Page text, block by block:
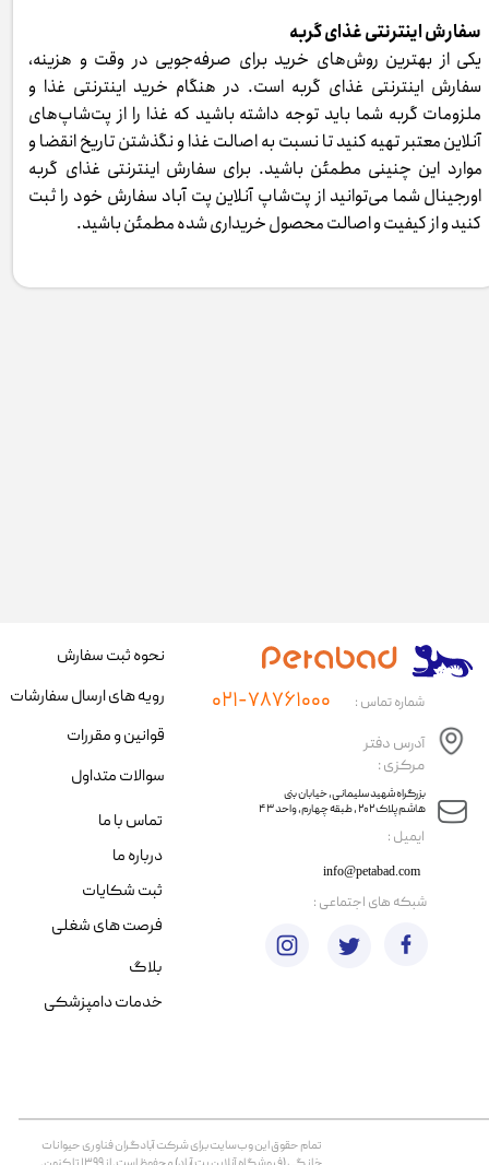
سفارش اینترنتی غذای گربه
یکی از بهترین روش‌های خرید برای صرفه‌جویی در وقت و هزینه،
سفارش اینترنتی غذای گربه است. در هنگام خرید اینترنتی غذا و
ملزومات گربه شما باید توجه داشته باشید که غذا را از پت‌شاپ‌های
آنلاین معتبر تهیه کنید تا نسبت به اصالت غذا و نگذشتن تاریخ انقضا و
موارد این چنینی مطمئن باشید. برای سفارش اینترنتی غذای گربه
اورجینال شما می‌توانید از پت‌شاپ آنلاین پت آباد سفارش خود را ثبت
کنید و از کیفیت و اصالت محصول خریداری شده مطمئن باشید.
​ایمیل :
آدرس دفتر
مرکزی :
info@petabad.com
​​بزرگراه شهید سلیمانی، خیابان بنی
هاشم پلاک ۲۰۲ ، طبقه چهارم، واحد ۴۳
شماره تماس : ۰۲۱-۷۸۷۶۱۰۰۰
تمام حقوق اين وب‌سايت برای شرکت آبادگران فناوری حیوانات
نحوه ثبت سفارش
رویه های ارسال سفارشات
قوانین و مقررات
سوالات متداول
تماس با ما
درباره ما
ثبت شکایات
فرصت های شغلی
​شبکه های اجتماعی :
بلاگ
خدمات دامپزشکی